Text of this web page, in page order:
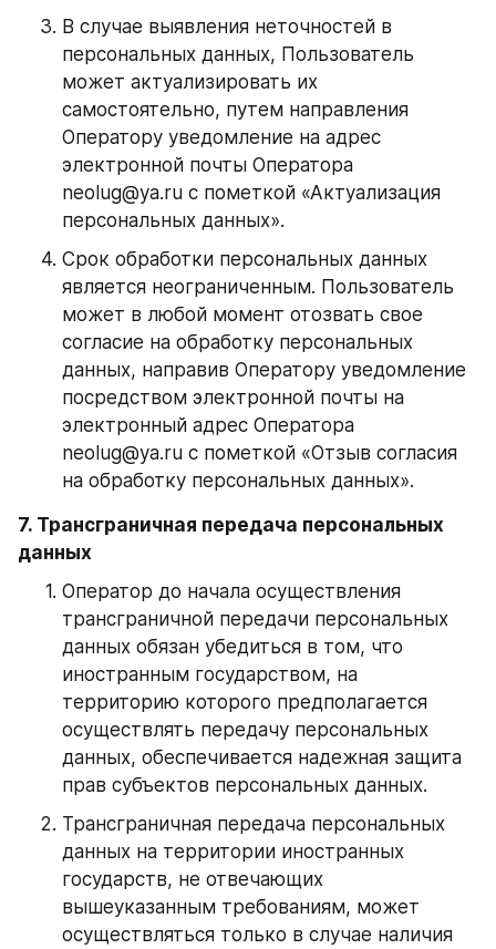
В случае выявления неточностей в
персональных данных, Пользователь
может актуализировать их
самостоятельно, путем направления
Оператору уведомление на адрес
электронной почты Оператора
neolug@ya.ru с пометкой «Актуализация
персональных данных».
Срок обработки персональных данных
является неограниченным. Пользователь
может в любой момент отозвать свое
согласие на обработку персональных
данных, направив Оператору уведомление
посредством электронной почты на
электронный адрес Оператора
neolug@ya.ru с пометкой «Отзыв согласия
на обработку персональных данных».
7. Трансграничная передача персональных
данных
Оператор до начала осуществления
трансграничной передачи персональных
данных обязан убедиться в том, что
иностранным государством, на
территорию которого предполагается
осуществлять передачу персональных
данных, обеспечивается надежная защита
прав субъектов персональных данных.
Трансграничная передача персональных
данных на территории иностранных
государств, не отвечающих
вышеуказанным требованиям, может
осуществляться только в случае наличия